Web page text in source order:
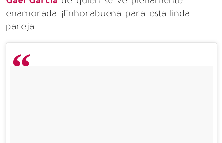
enamorada. ¡Enhorabuena para esta linda
pareja!